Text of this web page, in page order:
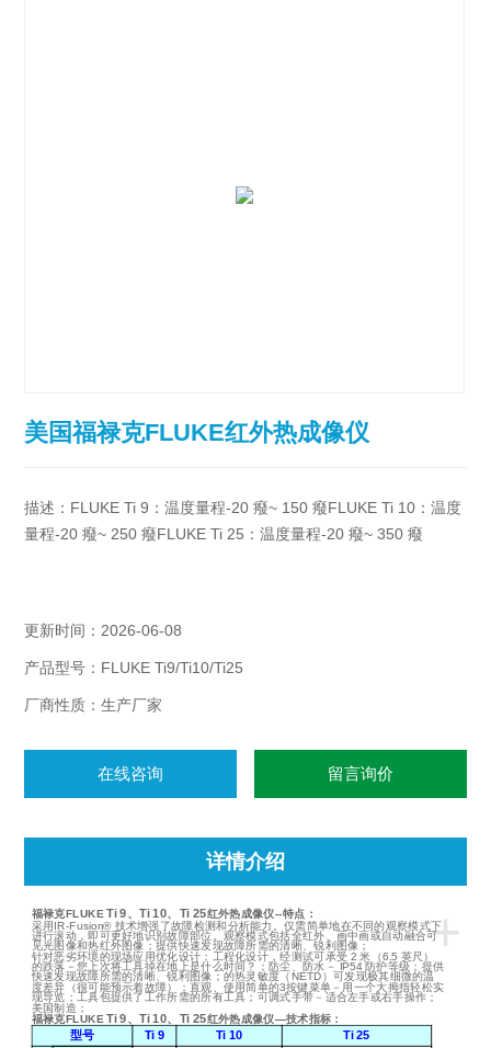
美国福禄克FLUKE红外热成像仪
描述：FLUKE Ti 9：温度量程-20 癈~ 150 癈FLUKE Ti 10：温度
量程-20 癈~ 250 癈FLUKE Ti 25：温度量程-20 癈~ 350 癈
更新时间：2026-06-08
产品型号：FLUKE Ti9/Ti10/Ti25
厂商性质：生产厂家
在线咨询 留言询价
详情介绍
+
福禄克FLUKETi 9、Ti 10、 Ti 25红外热成像仪--特点：
采用IR-Fusion® 技术增强了故障检测和分析能力。仅需简单地在不同的观察模式下
进行滚动，即可更好地识别故障部位。观察模式包括全红外、画中画或自动融合可
见光图像和热红外图像；提供快速发现故障所需的清晰、锐利图像；
针对恶劣环境的现场应用优化设计；工程化设计，经测试可承受 2米（6.5英尺）
的跌落－您上次将工具掉在地上是什么时间？；防尘、防水 － IP54 防护等级；提供
快速发现故障所需的清晰、锐利图像；的热灵敏度（NETD）可发现极其细微的温
度差异（很可能预示着故障）；直观、使用简单的3按键菜单 － 用一个大拇指轻松实
现导览；工具包提供了工作所需的所有工具；可调式手带 － 适合左手或右手操作；
美国制造；
福禄克FLUKETi 9、Ti 10、 Ti 25红外热成像仪—技术指标：
型号 Ti 9 Ti 10 Ti 25